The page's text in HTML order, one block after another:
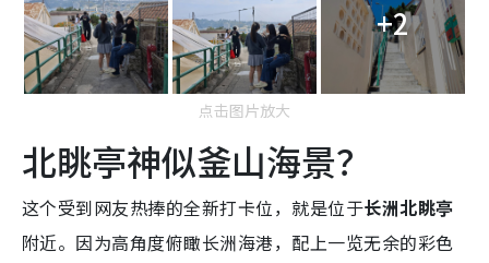
+2
点击图片放大
北眺亭神似釜山海景？
这个受到网友热捧的全新打卡位，就是位于长洲北眺亭
附近。因为高角度俯瞰长洲海港，配上一览无余的彩色